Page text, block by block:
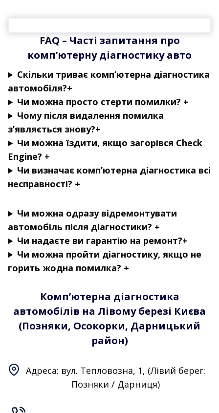
FAQ – Часті запитання про
комп’ютерну діагностику авто
Скільки триває комп’ютерна діагностика
автомобіля?+
Чи можна просто стерти помилки? +
Чому після видалення помилка
з’являється знову?+
Чи можна їздити, якщо загорівся Check
Engine? +
Чи визначає комп’ютерна діагностика всі
несправності? +
Чи можна одразу відремонтувати
автомобіль після діагностики? +
Чи надаєте ви гарантію на ремонт?+
Чи можна пройти діагностику, якщо не
горить жодна помилка? +
Комп’ютерна діагностика
автомобілів на Лівому березі Києва
(Позняки, Осокорки, Дарницький
район)
Адреса: вул. Тепловозна, 1, (Лівий берег:
Позняки / Дарниця)